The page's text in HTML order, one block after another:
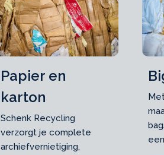
Papier en
karton
Schenk Recycling
verzorgt je complete
archiefvernietiging,